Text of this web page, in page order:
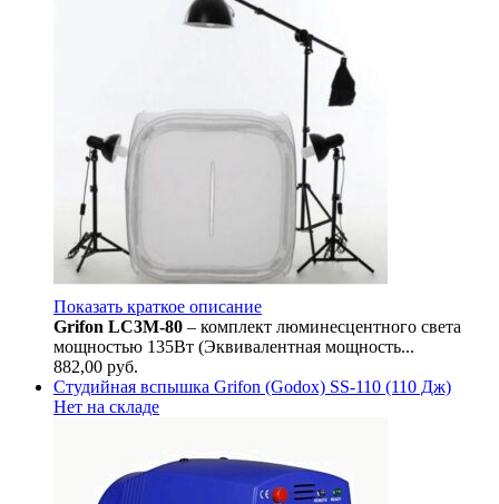
Показать краткое описание
Grifon LC3M-80 – комплект люминесцентного света
мощностью 135Вт (Эквивалентная мощность...
882,00 руб.
Студийная вспышка Grifon (Godox) SS-110 (110 Дж)
Нет на складе